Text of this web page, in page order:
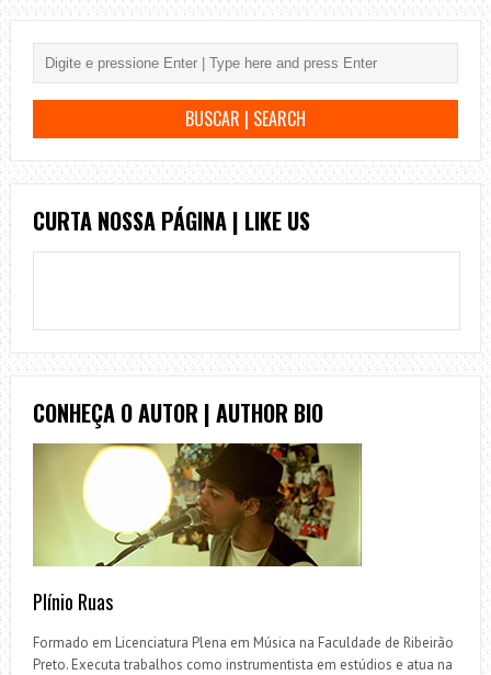
CURTA NOSSA PÁGINA | LIKE US
CONHEÇA O AUTOR | AUTHOR BIO
Plínio Ruas
Formado em Licenciatura Plena em Música na Faculdade de Ribeirão
Preto. Executa trabalhos como instrumentista em estúdios e atua na